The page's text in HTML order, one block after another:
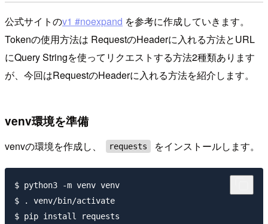
公式サイトのv1 #noexpand を参考に作成していきます。
Tokenの使用方法は RequestのHeaderに入れる方法とURL
にQuery Stringを使ってリクエストする方法2種類あります
が、今回はRequestのHeaderに入れる方法を紹介します。
venv環境を準備
venvの環境を作成し、 requests をインストールします。
$ python3 -m venv venv
$ . venv/bin/activate